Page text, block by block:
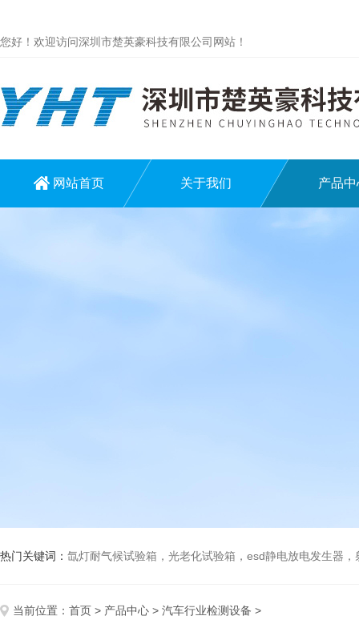
您好！欢迎访问深圳市楚英豪科技有限公司网站！
网站首页 关于我们 产品中
热门关键词： 氙灯耐气候试验箱，光老化试验箱，esd静电放电发生器
当前位置： 首页 > 产品中心 > 汽车行业检测设备 >